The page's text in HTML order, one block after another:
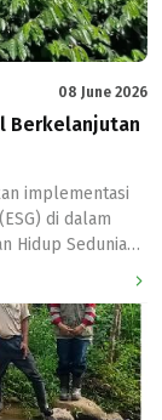
08 June 2026
Berkelanjutan
implementasi
di dalam
Hidup Sedunia
kelestarian
Direktorat